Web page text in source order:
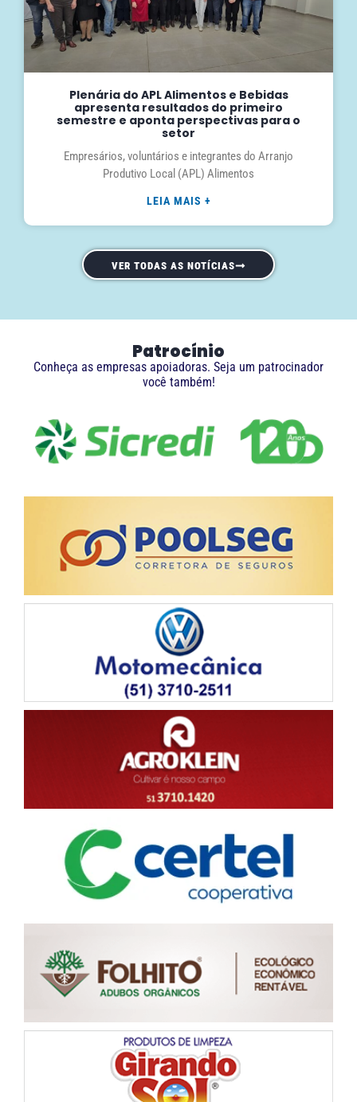
Plenária do APL Alimentos e Bebidas
apresenta resultados do primeiro
semestre e aponta perspectivas para o
setor
Empresários, voluntários e integrantes do Arranjo
Produtivo Local (APL) Alimentos
LEIA MAIS +
VER TODAS AS NOTÍCIAS
Patrocínio
Conheça as empresas apoiadoras. Seja um patrocinador
você também!